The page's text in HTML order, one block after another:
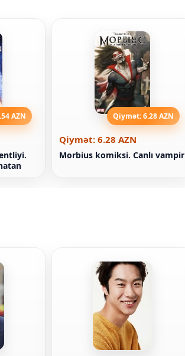
AZN Qiymət: 6.28 AZN
Qiymət: 6.28 AZN
Morbius komiksi. Canlı vampir